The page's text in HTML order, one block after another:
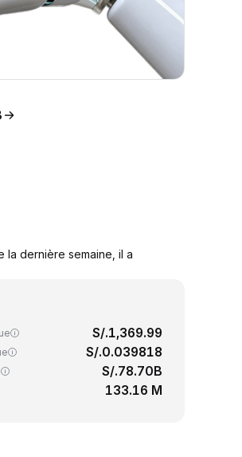
la dernière semaine, il a
S/.1,369.99
S/.0.039818
S/.78.70B
133.16 M